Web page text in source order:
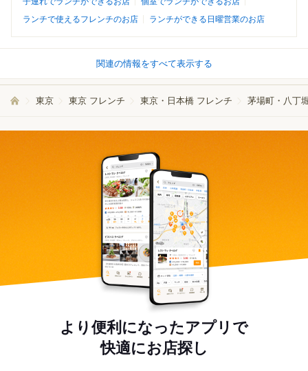
ランチで使えるフレンチのお店
ランチができる日曜営業のお店
関連の情報をすべて表示する
東京 東京 フレンチ 東京・日本橋 フレンチ 茅場町・八丁
より便利になったアプリで
快適にお店探し